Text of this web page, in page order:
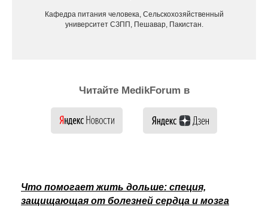
Кафедра питания человека, Сельскохозяйственный
университет СЗПП, Пешавар, Пакистан.
Читайте MedikForum в
Что помогает жить дольше: специя,
защищающая от болезней сердца и мозга